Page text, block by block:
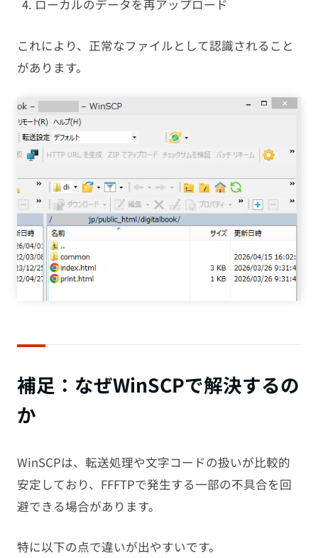
ローカルのデータを再アップロード
これにより、正常なファイルとして認識されること
があります。
補足：なぜWinSCPで解決するの
か
WinSCPは、転送処理や文字コードの扱いが比較的
安定しており、FFFTPで発生する一部の不具合を回
避できる場合があります。
特に以下の点で違いが出やすいです。